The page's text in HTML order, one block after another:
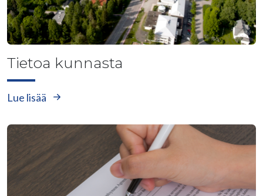
Tietoa kunnasta
Lue lisää